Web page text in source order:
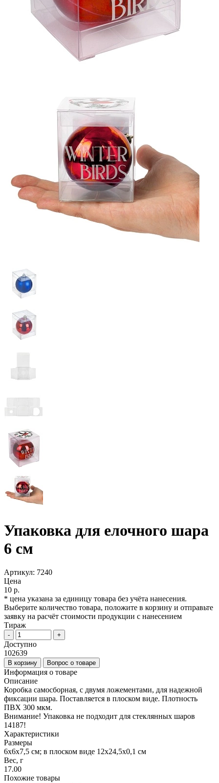
Упаковка для елочного шара
6 см
Артикул: 7240
Цена
10 р.
* цена указана за единицу товара без учёта нанесения.
Выберите количество товара, положите в корзину и отправьте
заявку на расчёт стоимости продукции с нанесением
Тираж
- +
Доступно
102639
В корзину Вопрос о товаре
Информация о товаре
Описание
Коробка самосборная, с двумя ложементами, для надежной
фиксации шара. Поставляется в плоском виде. Плотность
ПВХ 300 мкм.
Внимание! Упаковка не подходит для стеклянных шаров
14187!
Характеристики
Размеры
6х6х7,5 см; в плоском виде 12х24,5х0,1 см
Вес, г
17.00
Похожие товары